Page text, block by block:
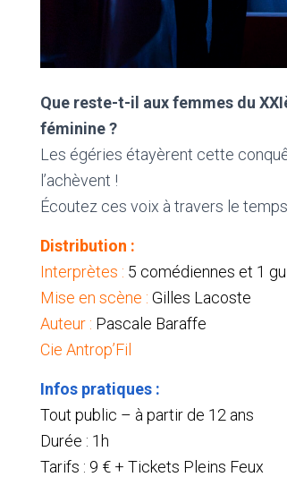
Que reste-t-il aux femmes du
féminine ?
Les égéries étayèrent cette
l’achèvent !
Écoutez ces voix à travers le
Distribution :
Interprètes : 5 comédiennes et 1
Mise en scène : Gilles Lacoste
Auteur : Pascale Baraffe
Cie Antrop’Fil
Infos pratiques :
Tout public – à partir de 12 ans
Durée : 1h
Tarifs : 9 € + Tickets Pleins Feux